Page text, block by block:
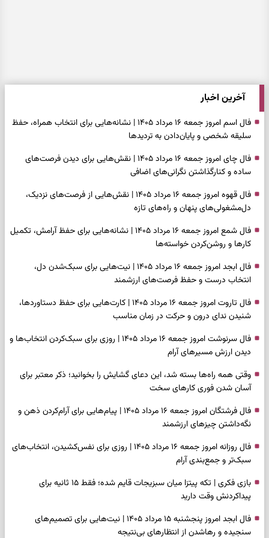
آخرین اخبار
فال اسم امروز جمعه ۱۶ مرداد ۱۴۰۵ | نشانه‌هایی برای انتخاب همراه، حفظ
سلیقه شخصی و پایان‌دادن به تردیدها
فال چای امروز جمعه ۱۶ مرداد ۱۴۰۵ | نقش‌هایی برای دیدن فرصت‌های
ساده و کنارگذاشتن نگرانی‌های اضافی
فال قهوه امروز جمعه ۱۶ مرداد ۱۴۰۵ | نقش‌هایی از فرصت‌های نزدیک،
دل‌مشغولی‌های پنهان و راه‌های تازه
فال شمع امروز جمعه ۱۶ مرداد ۱۴۰۵ | نشانه‌هایی برای حفظ آرامش، تکمیل
کارها و روشن‌کردن خواسته‌ها
فال ابجد امروز جمعه ۱۶ مرداد ۱۴۰۵ | نیت‌هایی برای سبک‌شدن دل،
انتخاب درست و حفظ فرصت‌های ارزشمند
فال تاروت امروز جمعه ۱۶ مرداد ۱۴۰۵ | کارت‌هایی برای حفظ دستاوردها،
شنیدن ندای درون و حرکت در زمان مناسب
فال سرنوشت امروز جمعه ۱۶ مرداد ۱۴۰۵ | روزی برای سبک‌کردن انتخاب‌ها و
دیدن ارزش مسیرهای آرام
وقتی همه راه‌ها بسته شد، این دعای گشایش را بخوانید؛ ذکر معتبر برای
آسان شدن فوری کارهای سخت
فال فرشتگان امروز جمعه ۱۶ مرداد ۱۴۰۵ | پیام‌هایی برای آرام‌کردن ذهن و
نگه‌داشتن چیزهای ارزشمند
فال روزانه امروز جمعه ۱۶ مرداد ۱۴۰۵ | روزی برای نفس‌کشیدن، انتخاب‌های
سبک‌تر و جمع‌بندی آرام
بازی فکری | تکه پیتزا میان سبزیجات قایم شده؛ فقط ۱۵ ثانیه برای
پیداکردنش وقت دارید
فال ابجد امروز پنجشنبه ۱۵ مرداد ۱۴۰۵ | نیت‌هایی برای تصمیم‌های
سنجیده و رهاشدن از انتظارهای بی‌نتیجه